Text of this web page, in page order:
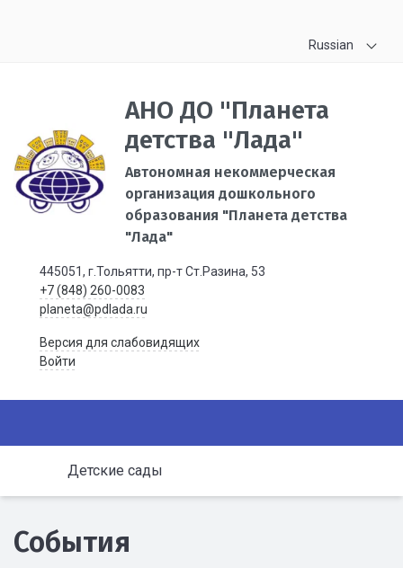
Russian
АНО ДО "Планета
детства "Лада"
Автономная некоммерческая
организация дошкольного
образования "Планета детства
"Лада"
445051, г.Тольятти, пр-т Ст.Разина, 53
+7 (848) 260-0083
planeta@pdlada.ru
Версия для слабовидящих
Войти
Детские сады
События